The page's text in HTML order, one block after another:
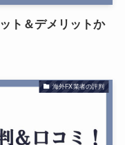
ト＆デメリットか
海外FX業者の評判